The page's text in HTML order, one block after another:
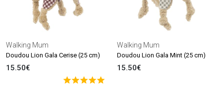
Walking Mum
Doudou Lion Gala Cerise (25 cm)
15.50€
Walking Mum
Doudou Lion Gala Mint (25 cm)
15.50€